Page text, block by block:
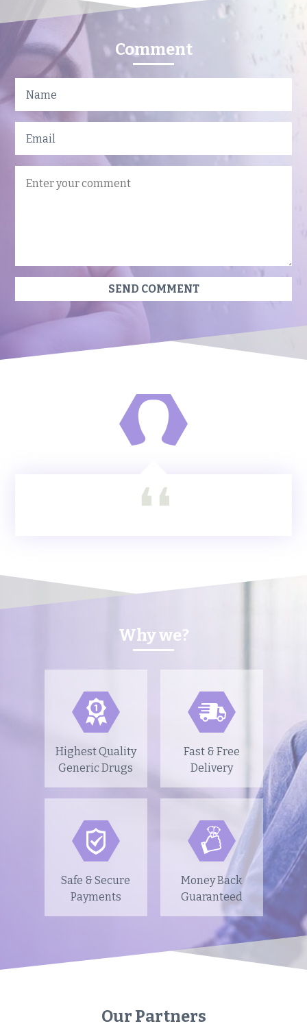
Comment
Why we?
Highest Quality
Generic Drugs
Fast & Free
Delivery
Safe & Secure
Payments
Money Back
Guaranteed
Our Partners